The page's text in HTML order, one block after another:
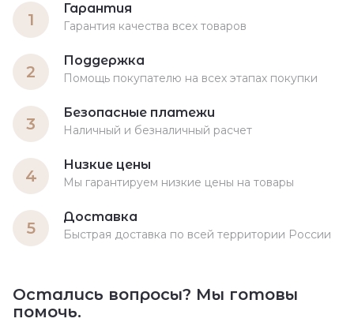
1
Гарантия
Гарантия качества всех товаров
2
Поддержка
Помощь покупателю на всех этапах покупки
3
Безопасные платежи
Наличный и безналичный расчет
4
Низкие цены
Мы гарантируем низкие цены на товары
5
Доставка
Быстрая доставка по всей территории России
Остались вопросы? Мы готовы
помочь.